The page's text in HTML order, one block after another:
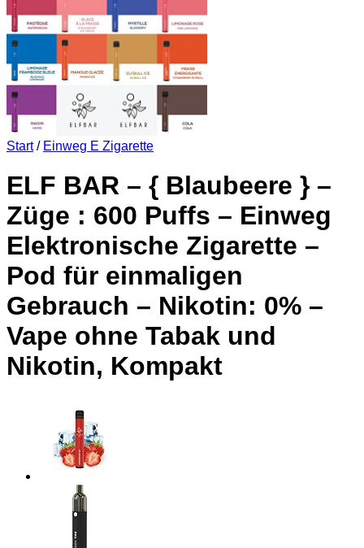
Start / Einweg E Zigarette
ELF BAR – { Blaubeere } –
Züge : 600 Puffs – Einweg
Elektronische Zigarette –
Pod für einmaligen
Gebrauch – Nikotin: 0% –
Vape ohne Tabak und
Nikotin, Kompakt